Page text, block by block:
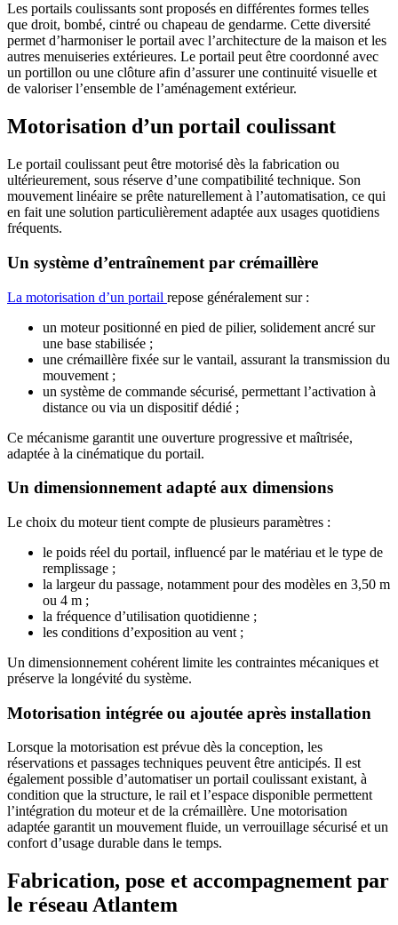
Les portails coulissants sont proposés en différentes formes telles
que droit, bombé, cintré ou chapeau de gendarme. Cette diversité
permet d’harmoniser le portail avec l’architecture de la maison et les
autres menuiseries extérieures. Le portail peut être coordonné avec
un portillon ou une clôture afin d’assurer une continuité visuelle et
de valoriser l’ensemble de l’aménagement extérieur.
Motorisation d’un portail coulissant
Le portail coulissant peut être motorisé dès la fabrication ou
ultérieurement, sous réserve d’une compatibilité technique. Son
mouvement linéaire se prête naturellement à l’automatisation, ce qui
en fait une solution particulièrement adaptée aux usages quotidiens
fréquents.
Un système d’entraînement par crémaillère
La motorisation d’un portail repose généralement sur :
un moteur positionné en pied de pilier, solidement ancré sur
une base stabilisée ;
une crémaillère fixée sur le vantail, assurant la transmission du
mouvement ;
un système de commande sécurisé, permettant l’activation à
distance ou via un dispositif dédié ;
Ce mécanisme garantit une ouverture progressive et maîtrisée,
adaptée à la cinématique du portail.
Un dimensionnement adapté aux dimensions
Le choix du moteur tient compte de plusieurs paramètres :
le poids réel du portail, influencé par le matériau et le type de
remplissage ;
la largeur du passage, notamment pour des modèles en 3,50 m
ou 4 m ;
la fréquence d’utilisation quotidienne ;
les conditions d’exposition au vent ;
Un dimensionnement cohérent limite les contraintes mécaniques et
préserve la longévité du système.
Motorisation intégrée ou ajoutée après installation
Lorsque la motorisation est prévue dès la conception, les
réservations et passages techniques peuvent être anticipés. Il est
également possible d’automatiser un portail coulissant existant, à
condition que la structure, le rail et l’espace disponible permettent
l’intégration du moteur et de la crémaillère. Une motorisation
adaptée garantit un mouvement fluide, un verrouillage sécurisé et un
confort d’usage durable dans le temps.
Fabrication, pose et accompagnement par
le réseau Atlantem